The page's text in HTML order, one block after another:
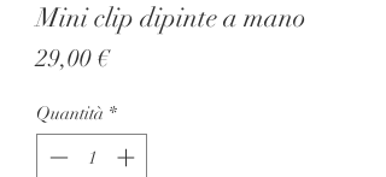
Mini clip dipinte a mano
29,00 €Prezzo
Quantità *